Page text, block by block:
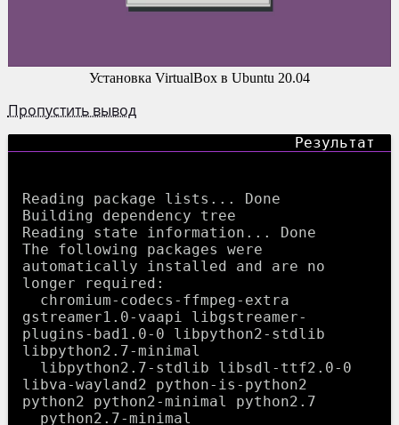
Установка VirtualBox в Ubuntu 20.04
Пропустить вывод
Reading package lists... Done
Building dependency tree
Reading state information... Done
The following packages were
automatically installed and are no
longer required:
gstreamer1.0-vaapi libgstreamer-
plugins-bad1.0-0 libpython2-stdlib
libpython2.7-minimal
libva-wayland2 python-is-python2
python2 python2-minimal python2.7